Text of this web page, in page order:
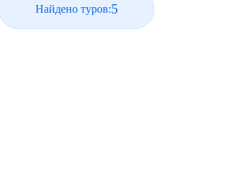
Найдено туров:5